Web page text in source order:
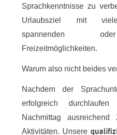
Sprachkenntnisse zu
Urlaubsziel mit
spannenden
Freizeitmöglichkeiten.
Warum also nicht beides
Nachdem der
erfolgreich
Nachmittag
Aktivitäten. Unsere